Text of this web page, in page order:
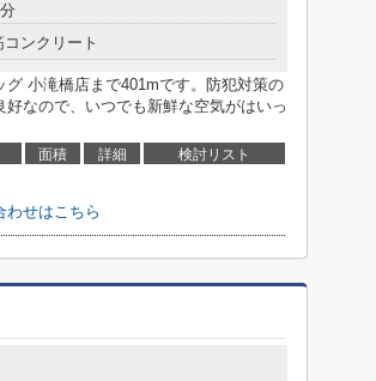
コンクリート
小滝橋店まで401mです。防犯対策の
なので、いつでも新鮮な空気がはいっ
面積 詳細 検討リスト
わせはこちら